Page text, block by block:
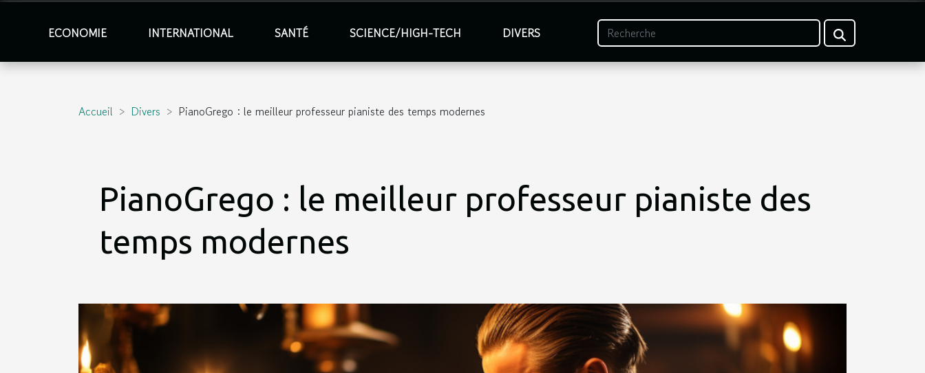
ECONOMIE INTERNATIONAL SANTÉ SCIENCE/HIGH-TECH DIVERS
Accueil Divers PianoGrego : le meilleur professeur pianiste des temps modernes
PianoGrego : le meilleur professeur pianiste des
temps modernes